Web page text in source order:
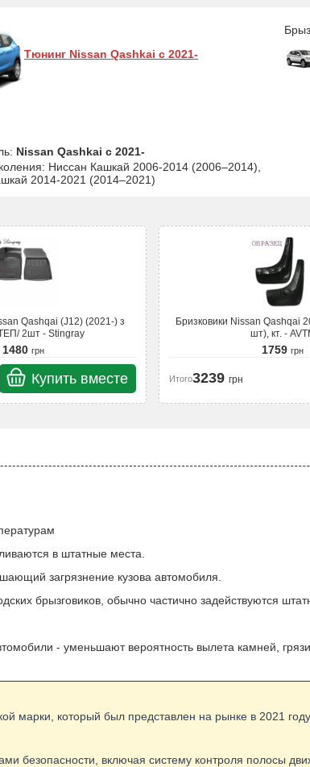
Тюнинг Nissan Qashkai с 2021-
Nissan Qashkai с 2021-
Ниссан Кашкай 2006-2014 (2006–2014),
2014-2021 (2014–2021)
Qashqai (J12) (2021-) з
2шт - Stingray
1480 грн
Купить вместе
Бризковики Nissan Qashqai
шт), кт. -
1759грн
Итого3239грн
в штатные места.
загрязнение кузова автомобиля.
брызговиков, обычно частично задействуются
- уменьшают вероятность вылета камней,
марки, который был представлен на рынке в 2021
безопасности, включая систему контроля полосы